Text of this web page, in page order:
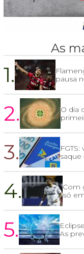
As
1.
pausa
2.
O dia
3.
4.
Com
só
5.
As